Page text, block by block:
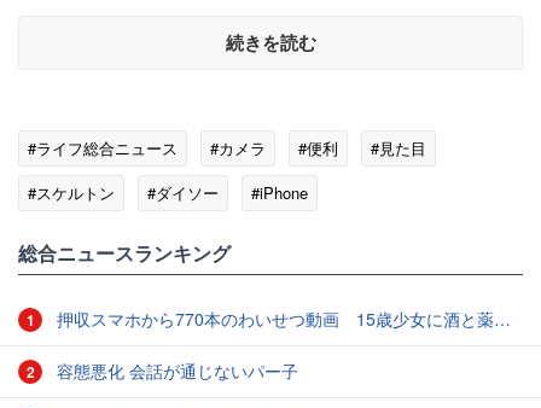
続きを読む
#ライフ総合ニュース #カメラ #便利
#見た目
#スケルトン
#ダイソー #iPhone
総合ニュースランキング
1 押収スマホから770本のわいせつ動画 15歳少女に酒と薬飲ませ性的暴行か 54歳男を再逮捕 「薬もありますよ」とSNSで誘い出し
2 容態悪化 会話が通じないパー子